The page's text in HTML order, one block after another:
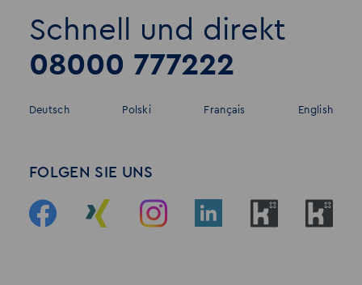
Schnell und direkt
08000 777222
Deutsch Polski Français English
FOLGEN SIE UNS